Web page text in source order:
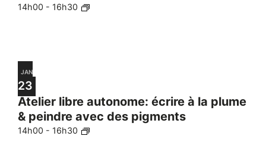
14h00 - 16h30
JAN
23
Atelier libre autonome: écrire à la plume
& peindre avec des pigments
14h00 - 16h30